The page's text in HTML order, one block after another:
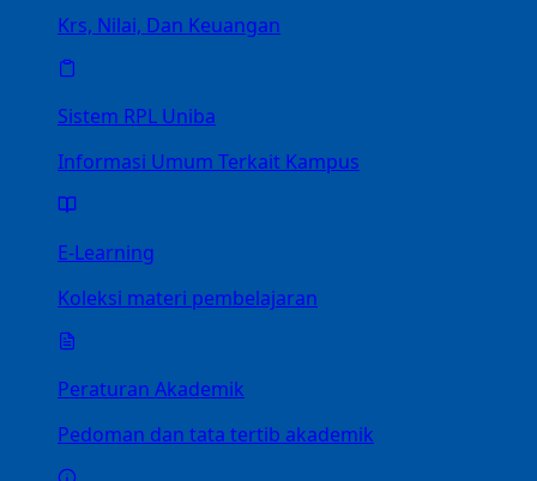
Krs, Nilai, Dan Keuangan
Sistem RPL Uniba
Informasi Umum Terkait Kampus
E-Learning
Koleksi materi pembelajaran
Peraturan Akademik
Pedoman dan tata tertib akademik